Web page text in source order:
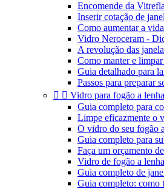
Encomende da
Inserir cotação de
Como aumentar a
Vidro Neroceram -
A revolução das
Como manter e
Guia detalhado para
Passos para preparar
  Vidro para fogão a lenha
Guia completo para
Limpe eficazmente o
O vidro do seu fogão
Guia completo para
Faça um orçamento
Vidro de fogão a
Guia completo de
Guia completo: como